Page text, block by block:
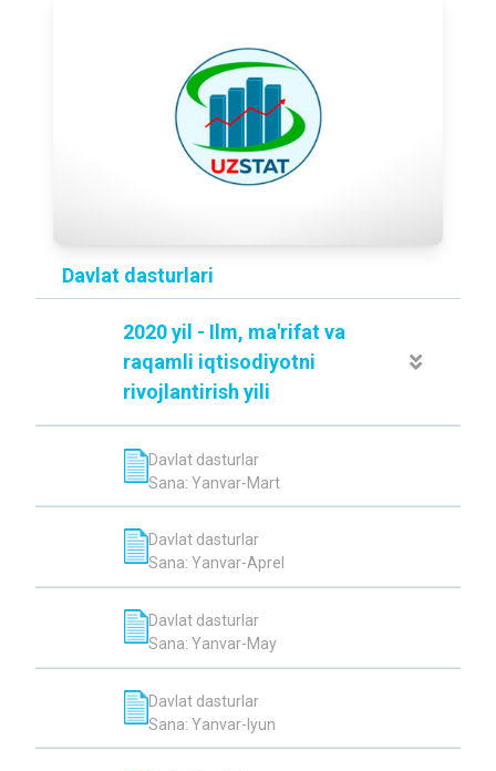
Davlat dasturlari
2020 yil - Ilm, ma'rifat va
raqamli iqtisodiyotni
rivojlantirish yili
Davlat dasturlar
Sana: Yanvar-Mart
Davlat dasturlar
Sana: Yanvar-Aprel
Davlat dasturlar
Sana: Yanvar-May
Davlat dasturlar
Sana: Yanvar-Iyun